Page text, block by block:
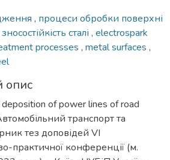
, процеси обробки поверхні
зносостійкість сталі , electrospark
processes , metal surfaces ,
опис
deposition of power lines of road
транспорт та
тез доповідей VІ
практичної конференції (м.